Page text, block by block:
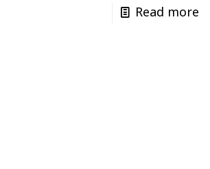
Read more